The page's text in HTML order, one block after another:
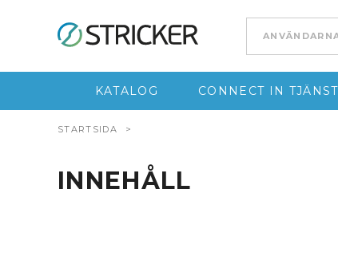
Go to content
KATALOG CONNECT IN
STARTSIDA >
INNEHÅLL